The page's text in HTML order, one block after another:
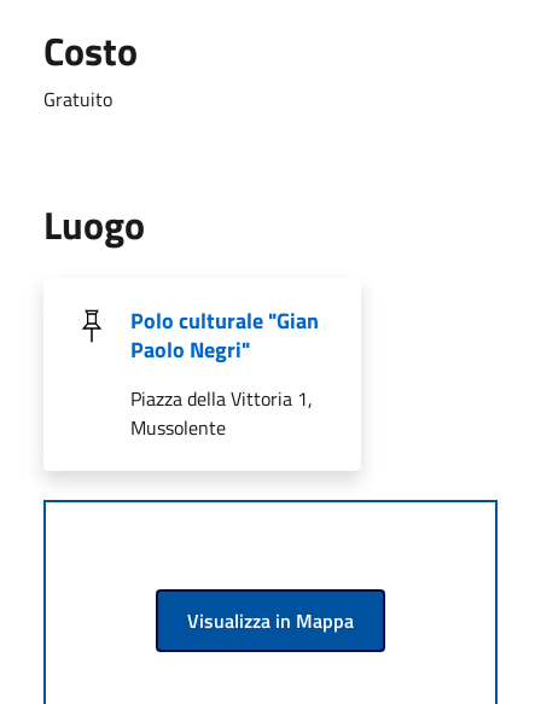
Costo
Gratuito
Luogo
Polo culturale "Gian
Paolo Negri"
Piazza della Vittoria 1,
Mussolente
Visualizza in Mappa